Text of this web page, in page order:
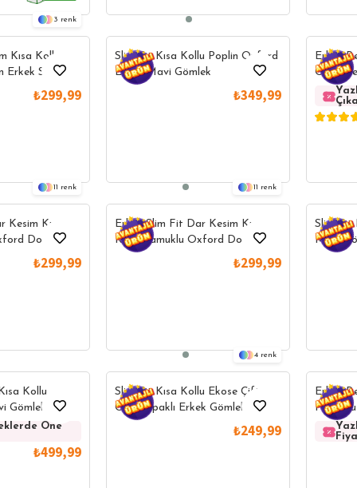
3
Kısa Kollu
Erkek Spor
₺299,99
Slim Fit Kısa Kollu Poplin Oxford
Erkek Mavi Gömlek
₺349,99
Erkek
Doku
11
Kısa
Doku
Yaka₺299,99
11
Erkek Slim Fit Dar Kesim Kısa
Kollu Pamuklu Oxford Doku
Kolay Ütülenebilir Yeşil Düğmeli
₺299,99
Slim Fit
Mavi
Kollu
Gömlek
Öne
Yazlık
Çıkanlar
₺499,99
4
Slim Fit Kısa Kollu Ekose Çift
Cep Kapaklı Erkek Gömlek
₺249,99
Erkek